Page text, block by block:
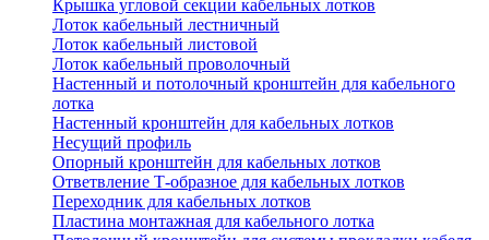
Крышка угловой секции кабельных лотков
Лоток кабельный лестничный
Лоток кабельный листовой
Лоток кабельный проволочный
Настенный и потолочный кронштейн для кабельного
лотка
Настенный кронштейн для кабельных лотков
Несущий профиль
Опорный кронштейн для кабельных лотков
Ответвление Т-образное для кабельных лотков
Переходник для кабельных лотков
Пластина монтажная для кабельного лотка